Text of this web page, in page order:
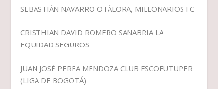
SEBASTIÁN NAVARRO OTÁLORA, MILLONARIOS FC
CRISTHIAN DAVID ROMERO SANABRIA LA
EQUIDAD SEGUROS
JUAN JOSÉ PEREA MENDOZA CLUB ESCOFUTUPER
(LIGA DE BOGOTÁ)